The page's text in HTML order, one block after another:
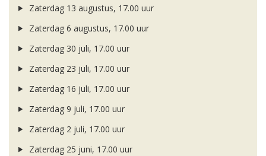
Zaterdag 13 augustus, 17.00 uur
Zaterdag 6 augustus, 17.00 uur
Zaterdag 30 juli, 17.00 uur
Zaterdag 23 juli, 17.00 uur
Zaterdag 16 juli, 17.00 uur
Zaterdag 9 juli, 17.00 uur
Zaterdag 2 juli, 17.00 uur
Zaterdag 25 juni, 17.00 uur